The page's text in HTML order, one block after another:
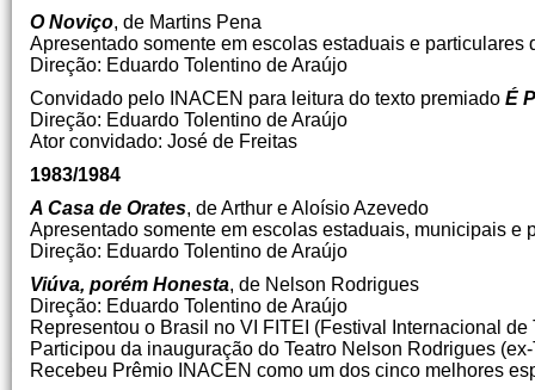
O Noviço, de Martins Pena
Apresentado somente em escolas estaduais e particulares
Direção: Eduardo Tolentino de Araújo
Convidado pelo INACEN para leitura do texto premiado É
Direção: Eduardo Tolentino de Araújo
Ator convidado: José de Freitas
1983/1984
A Casa de Orates, de Arthur e Aloísio Azevedo
Apresentado somente em escolas estaduais, municipais e
Direção: Eduardo Tolentino de Araújo
Viúva, porém Honesta, de Nelson Rodrigues
Direção: Eduardo Tolentino de Araújo
Representou o Brasil no VI FITEI (Festival Internacional
Participou da inauguração do Teatro Nelson Rodrigues
Recebeu Prêmio INACEN como um dos cinco melhores